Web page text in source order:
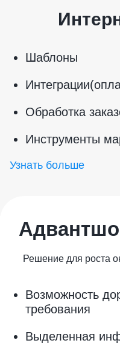
Шаблоны
Обработка
Инструменты
Узнать больше
Решение для роста
Возможность
требования
Выделенная